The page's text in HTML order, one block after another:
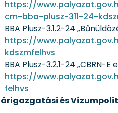
https://
cm-bba-plusz-311-24-
BBA Plusz-3.1.2-24
https://
kdszmfelhvs
BBA Plusz-3.2.1-24
https://
felhvs
és